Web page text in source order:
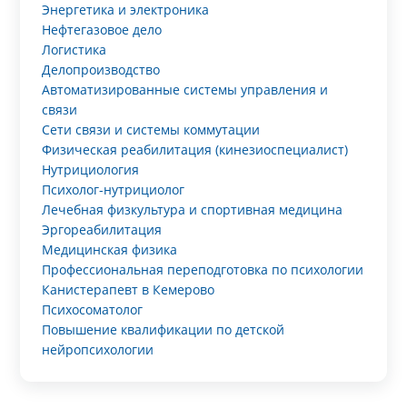
Энергетика и электроника
Нефтегазовое дело
Логистика
Делопроизводство
Автоматизированные системы управления и
связи
Сети связи и системы коммутации
Физическая реабилитация (кинезиоспециалист)
Нутрициология
Психолог-нутрициолог
Лечебная физкультура и спортивная медицина
Эргореабилитация
Медицинская физика
Профессиональная переподготовка по психологии
Канистерапевт в Кемерово
Психосоматолог
Повышение квалификации по детской
нейропсихологии